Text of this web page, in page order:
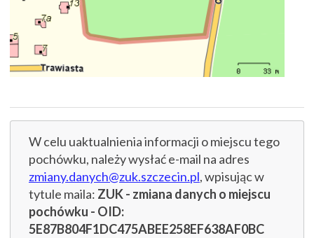
W celu uaktualnienia informacji o miejscu tego
pochówku, należy wysłać e-mail na adres
zmiany.danych@zuk.szczecin.pl, wpisując w
tytule maila: ZUK - zmiana danych o miejscu
pochówku - OID:
5E87B804F1DC475ABEE258EF638AF0BC